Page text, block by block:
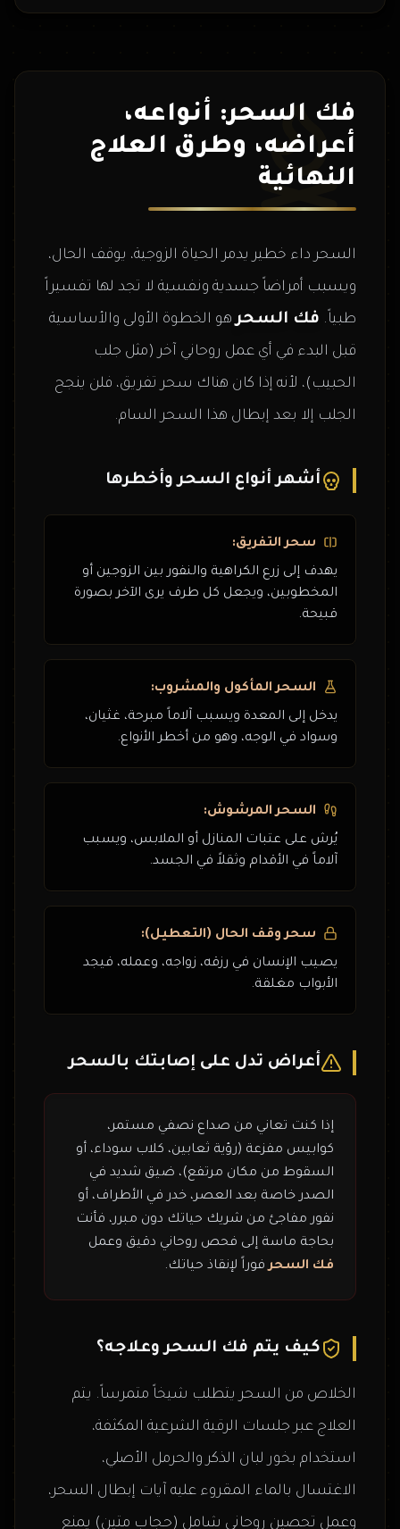
فك السحر: أنواعه،
أعراضه، وطرق العلاج
النهائية
السحر داء خطير يدمر الحياة الزوجية، يوقف الحال،
ويسبب أمراضاً جسدية ونفسية لا تجد لها تفسيراً
طبياً. فك السحرهو الخطوة الأولى والأساسية
قبل البدء في أي عمل روحاني آخر (مثل جلب
الحبيب)، لأنه إذا كان هناك سحر تفريق، فلن ينجح
الجلب إلا بعد إبطال هذا السحر السام.
أشهر أنواع السحر وأخطرها
سحر التفريق:
يهدف إلى زرع الكراهية والنفور بين الزوجين أو
المخطوبين، ويجعل كل طرف يرى الآخر بصورة
قبيحة.
السحر المأكول والمشروب:
يدخل إلى المعدة ويسبب آلاماً مبرحة، غثيان،
وسواد في الوجه، وهو من أخطر الأنواع.
السحر المرشوش:
يُرش على عتبات المنازل أو الملابس، ويسبب
آلاماً في الأقدام وثقلاً في الجسد.
سحر وقف الحال (التعطيل):
يصيب الإنسان في رزقه، زواجه، وعمله، فيجد
الأبواب مغلقة.
أعراض تدل على إصابتك بالسحر
إذا كنت تعاني من صداع نصفي مستمر،
كوابيس مفزعة (رؤية ثعابين، كلاب سوداء، أو
السقوط من مكان مرتفع)، ضيق شديد في
الصدر خاصة بعد العصر، خدر في الأطراف، أو
نفور مفاجئ من شريك حياتك دون مبرر، فأنت
بحاجة ماسة إلى فحص روحاني دقيق وعمل
فك السحرفوراً لإنقاذ حياتك.
كيف يتم فك السحر وعلاجه؟
الخلاص من السحر يتطلب شيخاً متمرساً. يتم
العلاج عبر جلسات الرقية الشرعية المكثفة،
استخدام بخور لبان الذكر والحرمل الأصلي،
الاغتسال بالماء المقروء عليه آيات إبطال السحر،
وعمل تحصين روحاني شامل (حجاب متين) يمنع